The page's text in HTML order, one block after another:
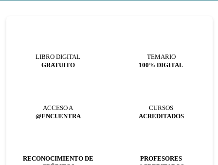
LIBRO DIGITAL
GRATUITO
TEMARIO
100% DIGITAL
ACCESO A
@ENCUENTRA
CURSOS
ACREDITADOS
RECONOCIMIENTO DE
PROFESORES